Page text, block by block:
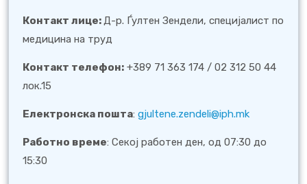
Контакт лице:Д-р. Ѓултен Зендели, специјалист по
медицина на труд
Контакт телефон: +389 71 363 174 / 02 312 50 44
лок.15
Електронска пошта: gjultene.zendeli@iph.mk
Работно време: Секој работен ден, од 07:30 до
15:30